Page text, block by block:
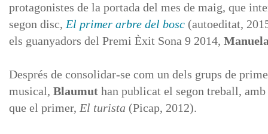
protagonistes de la portada del mes de maig, que
segon disc, El primer arbre del bosc (autoeditat,
els guanyadors del Premi Èxit Sona 9 2014,
Després de consolidar-se com un dels grups de
musical, Blaumut han publicat el segon treball,
que el primer, El turista (Picap, 2012).